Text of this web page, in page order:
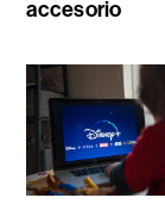
accesorio